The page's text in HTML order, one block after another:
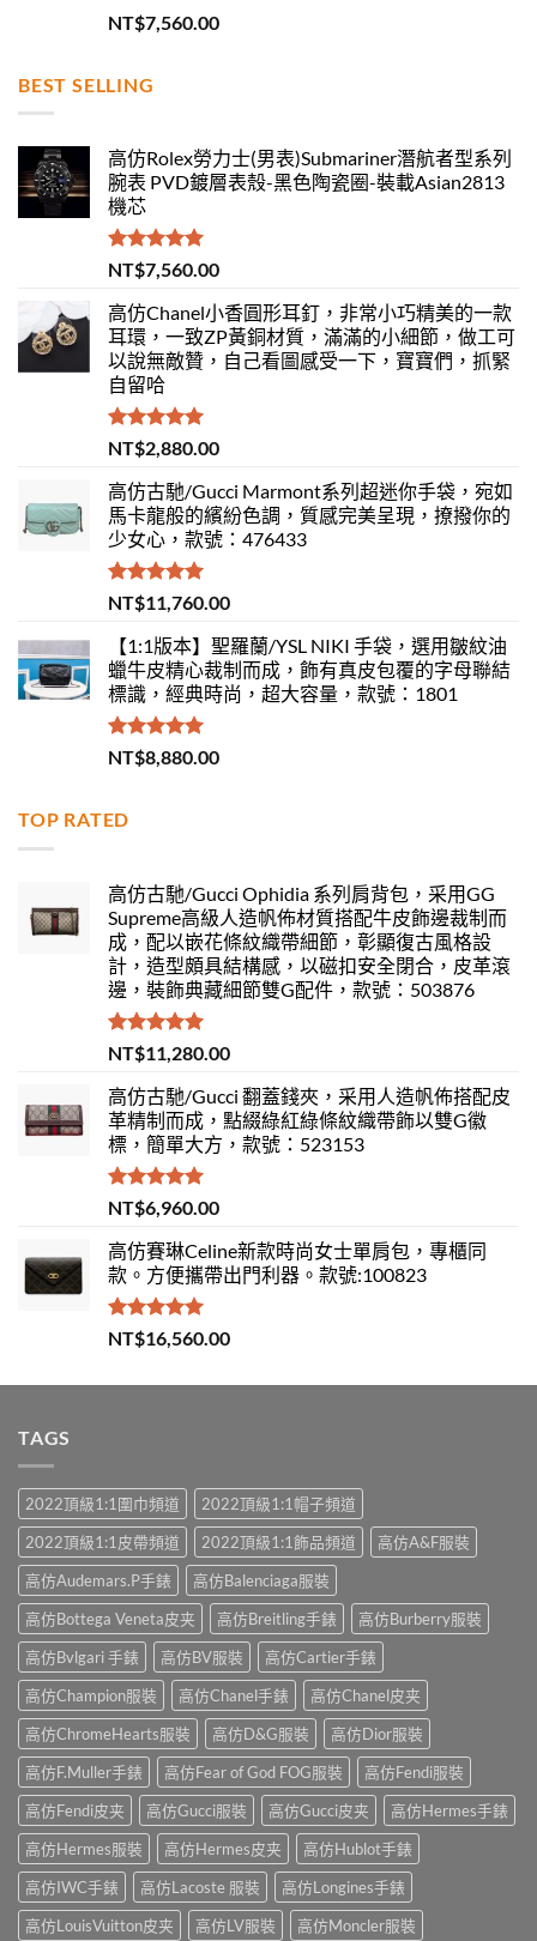
評分 5.00
滿分 5
NT$7,560.00
BEST SELLING
高仿Rolex勞力士(男表)Submariner潛航者型系列
腕表 PVD鍍層表殼-黑色陶瓷圈-裝載Asian2813
機芯
評分 5.00
滿分 5
NT$7,560.00
高仿Chanel小香圓形耳釘，非常小巧精美的一款
耳環，一致ZP黃銅材質，滿滿的小細節，做工可
以說無敵贊，自己看圖感受一下，寶寶們，抓緊
自留哈
評分 5.00
滿分 5
NT$2,880.00
高仿古馳/Gucci Marmont系列超迷你手袋，宛如
馬卡龍般的繽紛色調，質感完美呈現，撩撥你的
少女心，款號：476433
評分5.00
滿分 5
NT$11,760.00
【1:1版本】聖羅蘭/YSL NIKI 手袋，選用皺紋油
蠟牛皮精心裁制而成，飾有真皮包覆的字母聯結
標識，經典時尚，超大容量，款號：1801
評分 5.00
滿分 5
NT$8,880.00
TOP RATED
高仿古馳/Gucci Ophidia 系列肩背包，采用GG
Supreme高級人造帆佈材質搭配牛皮飾邊裁制而
成，配以嵌花條紋織帶細節，彰顯復古風格設
計，造型頗具結構感，以磁扣安全閉合，皮革滾
邊，裝飾典藏細節雙G配件，款號：503876
評分5.00
滿分 5
NT$11,280.00
高仿古馳/Gucci 翻蓋錢夾，采用人造帆佈搭配皮
革精制而成，點綴綠紅綠條紋織帶飾以雙G徽
標，簡單大方，款號：523153
評分 5.00
滿分 5
NT$6,960.00
高仿賽琳Celine新款時尚女士單肩包，專櫃同
款。方便攜帶出門利器。款號:100823
評分5.00
滿分 5
NT$16,560.00
TAGS
2022頂級1:1圍巾頻道
2022頂級1:1帽子頻道
2022頂級1:1皮帶頻道
2022頂級1:1飾品頻道
高仿A&F服裝
高仿Audemars.P手錶
高仿Balenciaga服裝
高仿Bottega Veneta皮夹
高仿Breitling手錶
高仿Burberry服裝
高仿Bvlgari 手錶
高仿BV服裝
高仿Cartier手錶
高仿Champion服裝
高仿Chanel手錶
高仿Chanel皮夹
高仿ChromeHearts服裝
高仿D&G服裝
高仿Dior服裝
高仿F.Muller手錶
高仿Fear of God FOG服裝
高仿Fendi服裝
高仿Fendi皮夹
高仿Gucci服裝 高仿Gucci皮夹
高仿Hermes手錶
高仿Hermes服裝
高仿Hermes皮夹
高仿Hublot手錶
高仿IWC手錶
高仿Lacoste 服裝
高仿Longines手錶
高仿LouisVuitton皮夹
高仿LV服裝 高仿Moncler服裝